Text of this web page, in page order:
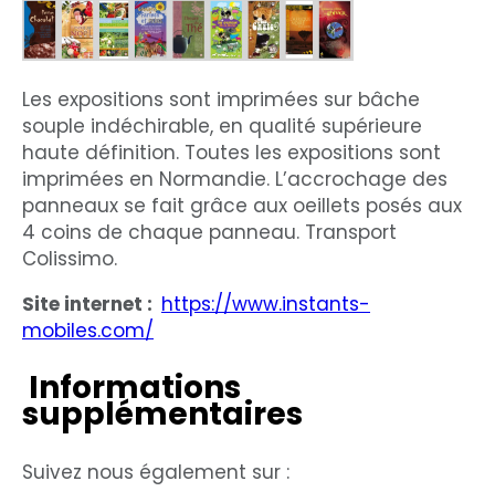
Les expositions sont imprimées sur bâche
souple indéchirable, en qualité supérieure
haute définition. Toutes les expositions sont
imprimées en Normandie. L’accrochage des
panneaux se fait grâce aux oeillets posés aux
4 coins de chaque panneau. Transport
Colissimo.
Site internet : https://www.instants-
mobiles.com/
Informations
supplémentaires
Suivez nous également sur :